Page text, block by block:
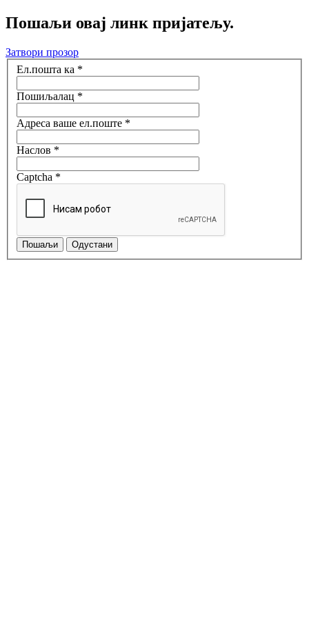
Пошаљи овај линк пријатељу.
Затвори прозор
Ел.пошта ка *
Пошиљалац *
Адреса ваше ел.поште *
Наслов *
Captcha *
Пошаљи Одустани